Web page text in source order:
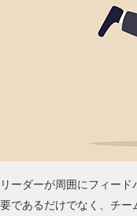
リーダーが周囲にフィー
要であるだけでなく、チ